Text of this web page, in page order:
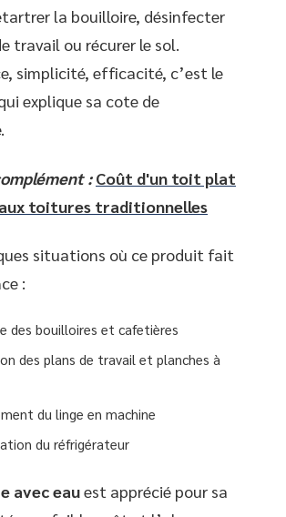
la bouilloire, désinfecter
travail ou récurer le sol.
simplicité, efficacité, c’est le
explique sa cote de
: Coût d'un toit plat
toitures traditionnelles
situations où ce produit fait
:
des bouilloires et cafetières
des plans de travail et planches à
du linge en machine
du réfrigérateur
avec eauest apprécié pour sa